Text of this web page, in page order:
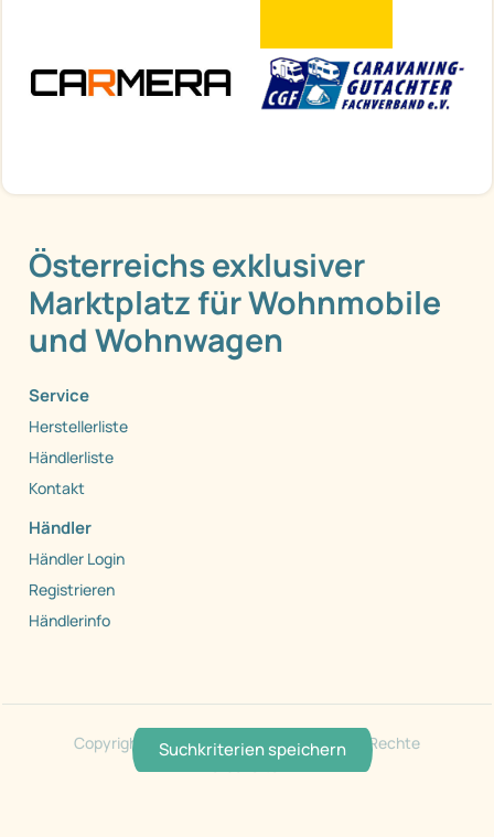
Suchkriterien speichern
Österreichs exklusiver
Marktplatz für Wohnmobile
und Wohnwagen
Service
Herstellerliste
Händlerliste
Kontakt
Händler
Händler Login
Registrieren
Händlerinfo
Copyright 1999 - 2026 by Caraworld. Alle Rechte
vorbehalten.